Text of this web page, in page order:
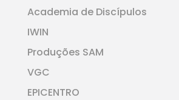
Academia de Discípulos
IWIN
Produções SAM
VGC
EPICENTRO